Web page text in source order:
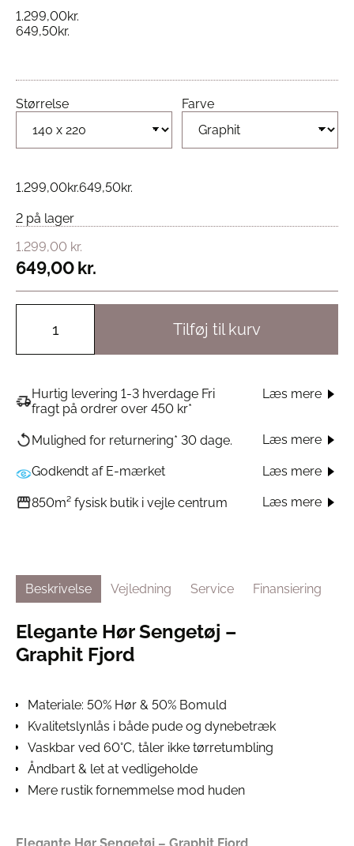
1.299,00kr.
649,50kr.
Størrelse Farve
1.299,00kr.649,50kr.
2 på lager
1.299,00 kr.
649,00kr.
Tilføj til kurv
Hurtig levering 1-3 hverdage Fri
fragt på ordrer over 450 kr*
Læs mere
Mulighed for returnering* 30 dage. Læs mere
Godkendt af E-mærket Læs mere
850m² fysisk butik i vejle centrum Læs mere
Beskrivelse Vejledning Service Finansiering
Elegante Hør Sengetøj –
Graphit Fjord
Materiale: 50% Hør & 50% Bomuld
Kvalitetslynlås i både pude og dynebetræk
Vaskbar ved 60°C, tåler ikke tørretumbling
Åndbart & let at vedligeholde
Mere rustik fornemmelse mod huden